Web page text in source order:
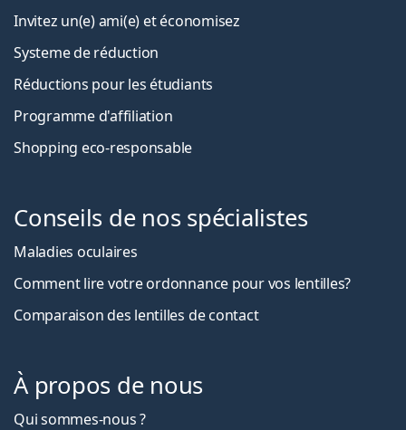
Invitez un(e) ami(e) et économisez
Systeme de réduction
Réductions pour les étudiants
Programme d'affiliation
Shopping eco-responsable
Conseils de nos spécialistes
Maladies oculaires
Comment lire votre ordonnance pour vos lentilles?
Comparaison des lentilles de contact
À propos de nous
Qui sommes-nous ?